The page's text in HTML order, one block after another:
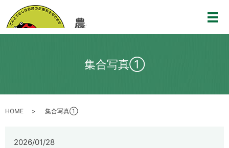
メ
集合写真①
HOME 集合写真①
2026/01/28